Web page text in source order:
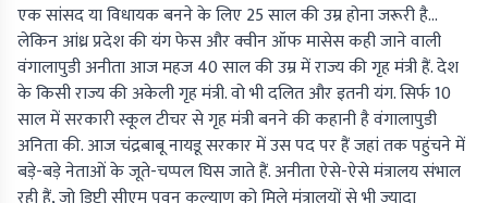
एक सांसद या विधायक बनने के लिए 25 साल की उम्र होना जरूरी है...
लेकिन आंध्र प्रदेश की यंग फेस और क्वीन ऑफ मासेस कही जाने वाली
वंगालापुडी अनीता आज महज 40 साल की उम्र में राज्य की गृह मंत्री हैं. देश
के किसी राज्य की अकेली गृह मंत्री. वो भी दलित और इतनी यंग. सिर्फ 10
साल में सरकारी स्कूल टीचर से गृह मंत्री बनने की कहानी है वंगालापुडी
अनिता की. आज चंद्रबाबू नायडू सरकार में उस पद पर हैं जहां तक पहुंचने में
बड़े-बड़े नेताओं के जूते-चप्पल घिस जाते हैं. अनीता ऐसे-ऐसे मंत्रालय संभाल